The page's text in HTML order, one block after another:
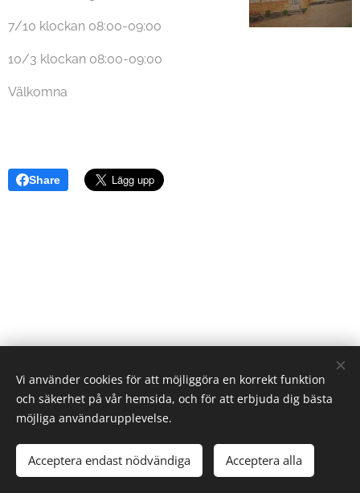
7/10 klockan 08:00-09:00
10/3 klockan 08:00-09:00
Välkomna
Share
Cookies
Vi använder cookies för att möjliggöra en korrekt funktion
och säkerhet på vår hemsida, och för att erbjuda dig bästa
möjliga användarupplevelse.
Acceptera endast nödvändiga Acceptera alla